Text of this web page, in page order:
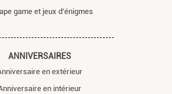
game et jeux d'énigmes
ANNIVERSAIRES
en extérieur
en intérieur